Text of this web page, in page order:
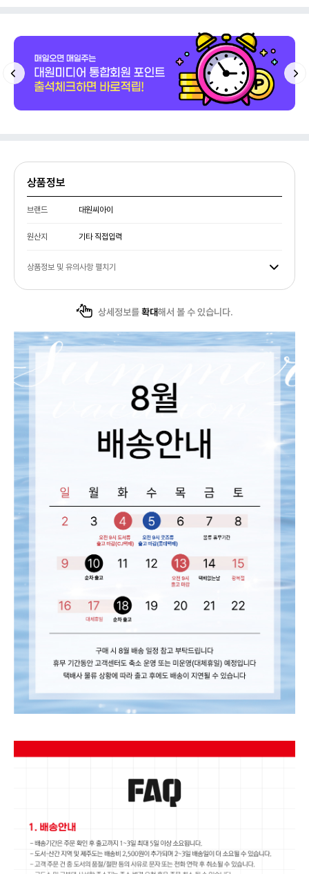
상품정보
브랜드 대원씨아이
원산지 기타 직접입력
상품정보 및 유의사항 펼치기
상세정보를확대해서 볼 수 있습니다.